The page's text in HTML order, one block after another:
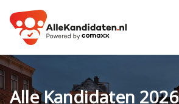
Alle Kandidaten 2026